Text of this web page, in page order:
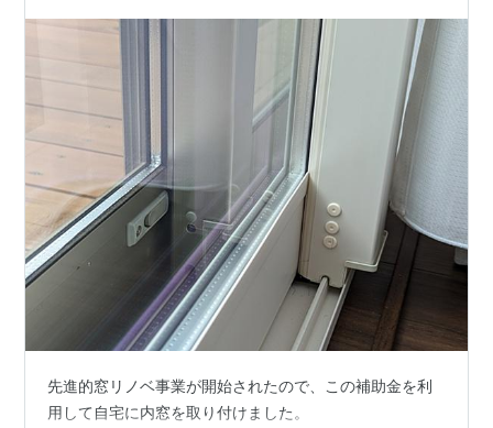
先進的窓リノベ事業が開始されたので、この補助金を利
用して自宅に内窓を取り付けました。